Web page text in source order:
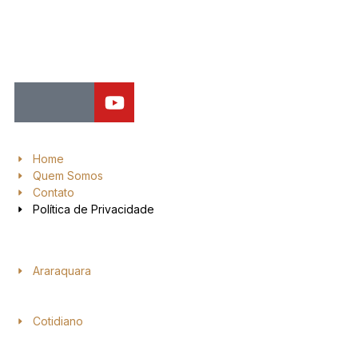
Home
Quem Somos
Contato
Política de Privacidade
Araraquara
Cotidiano